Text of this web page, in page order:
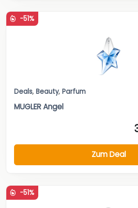
-51%
Deals, Beauty, Parfum
MUGLER Angel
Zum Deal
-51%